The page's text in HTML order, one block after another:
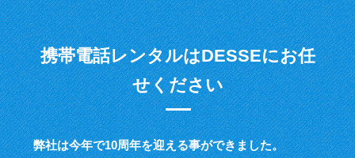
携帯電話レンタルはDESSEにお任
せください
弊社は今年で10周年を迎える事ができました。